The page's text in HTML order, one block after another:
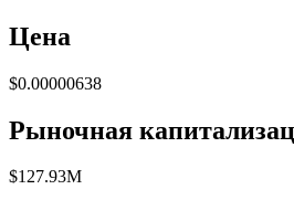
Цена
$0.00000638
Рыночная
$127.93M